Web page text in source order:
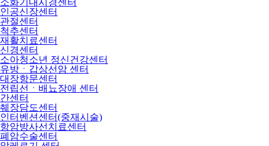
소화기내시경센터
인공신장센터
관절센터
척추센터
재활치료센터
신경센터
소아청소년 정신건강센터
유방ㆍ갑상선암 센터
대장항문센터
전립선ㆍ배뇨장애 센터
간센터
췌장담도센터
인터벤션센터(중재시술)
항암방사선치료센터
폐암수술센터